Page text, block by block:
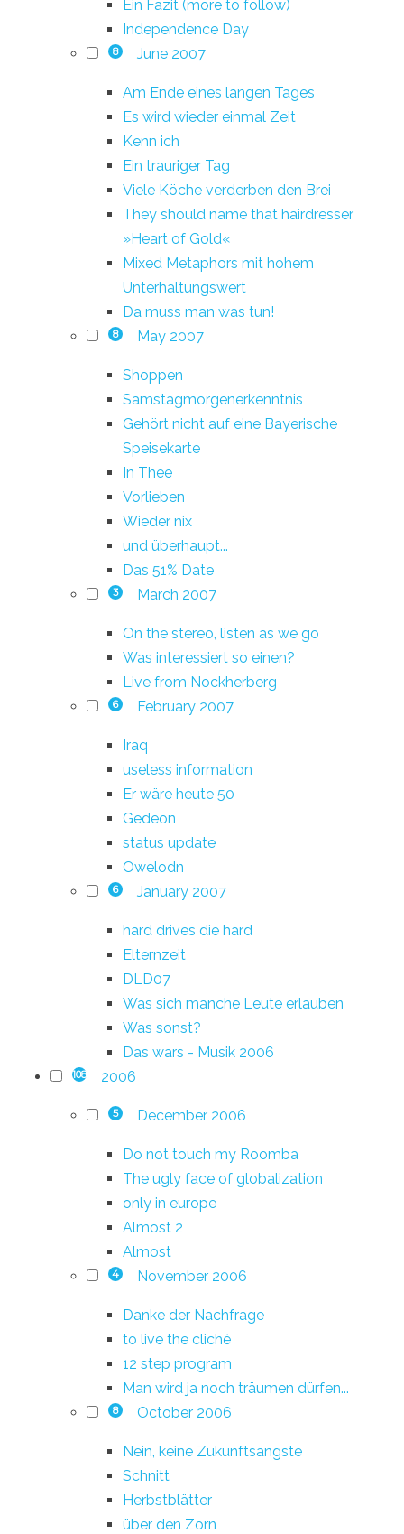
Ein Fazit (more to follow)
Independence Day
8 June 2007
Am Ende eines langen Tages
Es wird wieder einmal Zeit
Kenn ich
Ein trauriger Tag
Viele Köche verderben den Brei
They should name that hairdresser
»Heart of Gold«
Mixed Metaphors mit hohem
Unterhaltungswert
Da muss man was tun!
8 May 2007
Shoppen
Samstagmorgenerkenntnis
Gehört nicht auf eine Bayerische
Speisekarte
In Thee
Vorlieben
Wieder nix
und überhaupt...
Das 51% Date
3 March 2007
On the stereo, listen as we go
Was interessiert so einen?
Live from Nockherberg
6 February 2007
Iraq
useless information
Er wäre heute 50
Gedeon
status update
Owelodn
6 January 2007
hard drives die hard
Elternzeit
DLD07
Was sich manche Leute erlauben
Was sonst?
Das wars - Musik 2006
108 2006
5 December 2006
Do not touch my Roomba
The ugly face of globalization
only in europe
Almost 2
Almost
4 November 2006
Danke der Nachfrage
to live the cliché
12 step program
Man wird ja noch träumen dürfen...
8 October 2006
Nein, keine Zukunftsängste
Schnitt
Herbstblätter
über den Zorn